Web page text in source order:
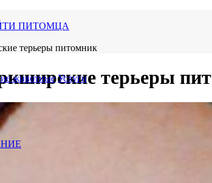
ПИТОМЦА
животные Услуги
терьеры питомник
терьеры